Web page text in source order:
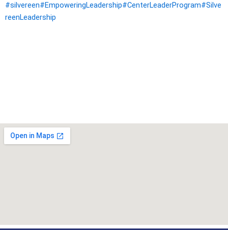
#silvereen#EmpoweringLeadership#CenterLeaderProgram#Silve
reenLeadership